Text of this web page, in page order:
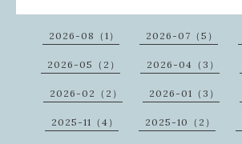
2026-08（1） 2026-07（5）
2026-05（2） 2026-04（3）
2026-02（2） 2026-01（3）
2025-11（4） 2025-10（2）